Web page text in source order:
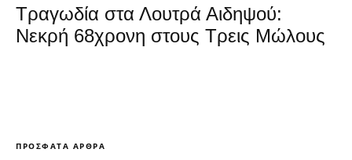
Τραγωδία στα Λουτρά Αιδηψού:
Νεκρή 68χρονη στους Τρεις Μώλους
ΠΡΌΣΦΑΤΑ ΆΡΘΡΑ